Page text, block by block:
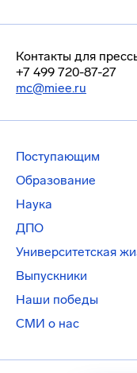
Контакты для
+7 499 720-87-27
mc@miee.ru
Поступающим
Образование
Наука
ДПО
Университетская
Выпускники
Наши победы
СМИ о нас